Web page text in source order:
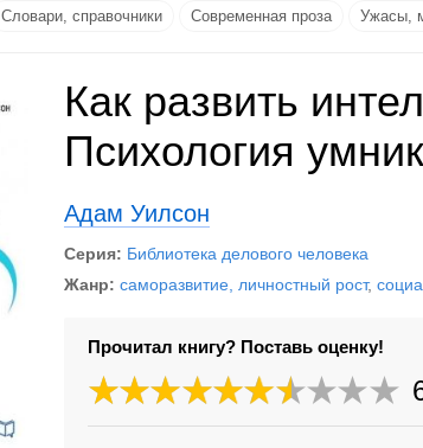
Словари, справочники Современная проза Ужасы,
Как развить
Психология
Адам Уилсон
Серия: Библиотека делового человека
Жанр: саморазвитие, личностный рост,
Прочитал книгу? Поставь оценку!